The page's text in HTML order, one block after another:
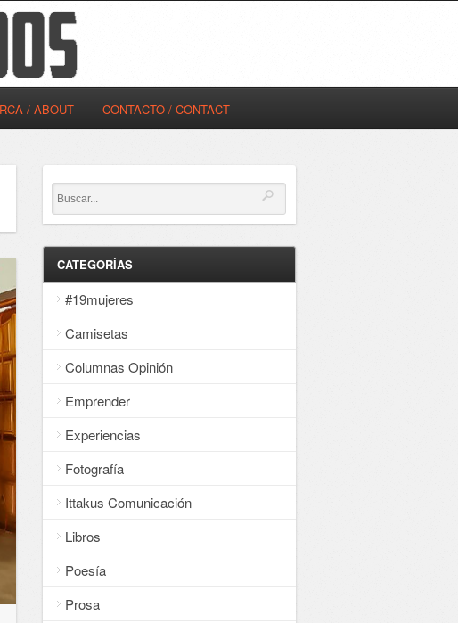
/ ABOUT CONTACTO / CONTACT
CATEGORÍAS
#19mujeres
Camisetas
Columnas Opinión
Emprender
Experiencias
Fotografía
Ittakus Comunicación
Libros
Poesía
Prosa